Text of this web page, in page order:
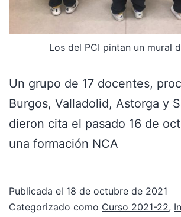
Los del PCI pintan un mural
Un grupo de 17 docentes,
Burgos, Valladolid, Astorga y
dieron cita el pasado 16 de
una formación NCA
Publicada el 18 de octubre de 2021
Categorizado como Curso 2021-22,